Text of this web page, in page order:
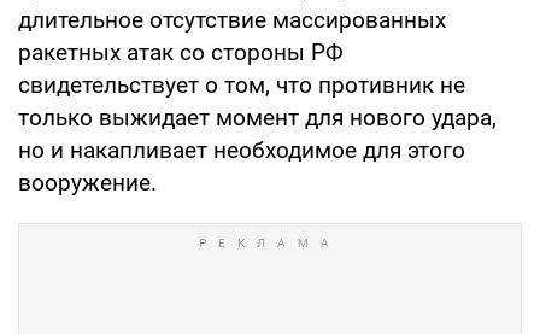
длительное отсутствие массированных
ракетных атак со стороны РФ
свидетельствует о том, что противник не
только выжидает момент для нового удара,
но и накапливает необходимое для этого
вооружение.